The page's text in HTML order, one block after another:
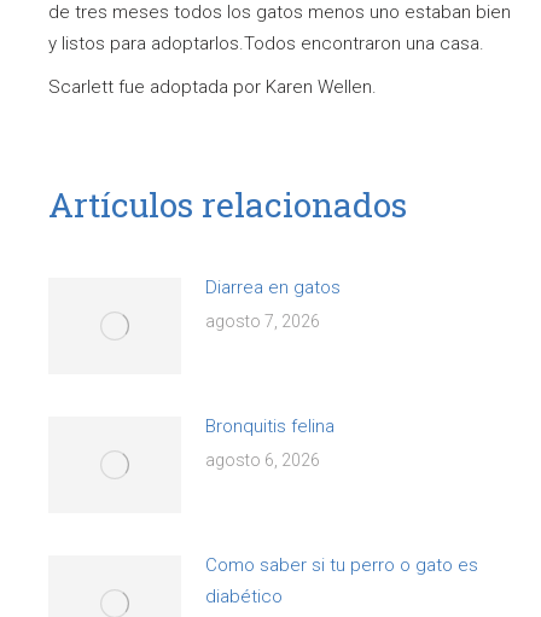
de tres meses todos los gatos menos uno estaban bien
y listos para adoptarlos.Todos encontraron una casa.
Scarlett fue adoptada por Karen Wellen.
Artículos relacionados
Diarrea en gatos
agosto 7, 2026
Bronquitis felina
agosto 6, 2026
Como saber si tu perro o gato es
diabético